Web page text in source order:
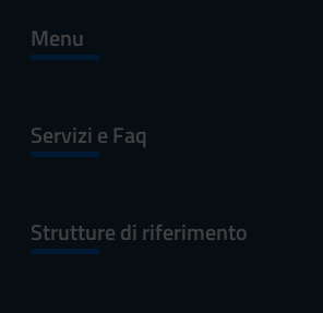
Menu
Servizi e Faq
Strutture di riferimento